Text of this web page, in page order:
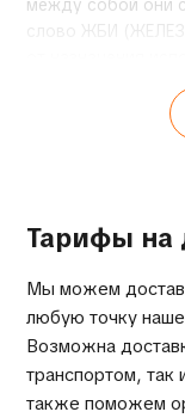
между собой они
колодцев
ВД – рабочие
ВГ – рабочие
КЛ – рабочие
Тарифы на
Мы можем
любую точку
Возможна
транспортом,
также поможем